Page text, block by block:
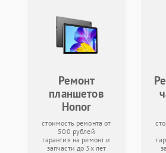
Ремонт
планшетов
Honor
стоимость ремонта от
500 рублей
гарантия на ремонт и
запчасти до 3х лет